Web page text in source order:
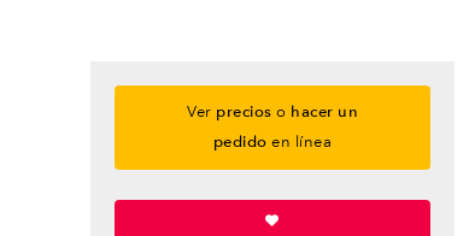
Ver precios o hacer un
pedido en línea